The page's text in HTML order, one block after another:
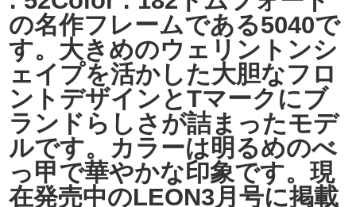
の名作フレームである5040で
す。大きめのウェリントンシ
ェイプを活かした大胆なフロ
ントデザインとTマークにブ
ランドらしさが詰まったモデ
ルです。カラーは明るめのべ
っ甲で華やかな印象です。現
在発売中のLEON3月号に掲載